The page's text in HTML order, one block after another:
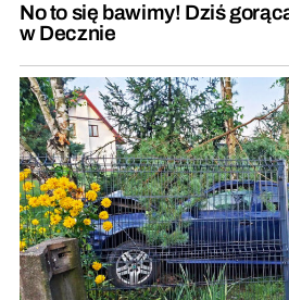
No to się bawimy! Dziś
w Decznie